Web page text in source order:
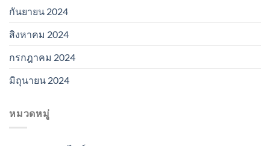
กันยายน 2024
สิงหาคม 2024
กรกฎาคม 2024
มิถุนายน 2024
หมวดหมู่